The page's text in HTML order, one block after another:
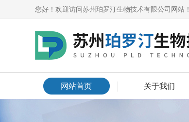
您好！欢迎访问苏州珀罗汀生物技术有限公司网站！
网站首页 关于我们